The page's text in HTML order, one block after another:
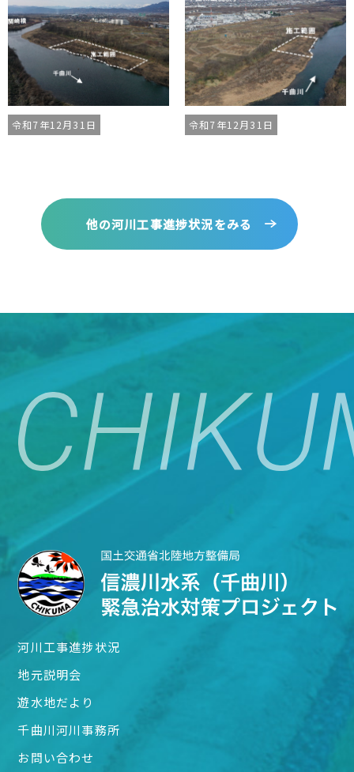
令和7年12月31日 令和7年12月31日
他の河川工事進捗状況をみる
河川工事進捗状況
地元説明会
遊水地だより
千曲川河川事務所
お問い合わせ